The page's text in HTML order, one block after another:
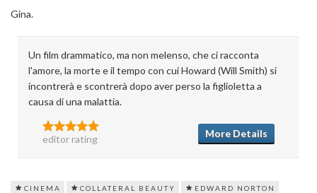
Gina.
Un film drammatico, ma non melenso, che ci racconta
l'amore, la morte e il tempo con cui Howard (Will Smith) si
incontrerà e scontrerà dopo aver perso la figlioletta a
causa di una malattia.
editor rating More Details
CINEMA COLLATERAL BEAUTY
EDWARD NORTON